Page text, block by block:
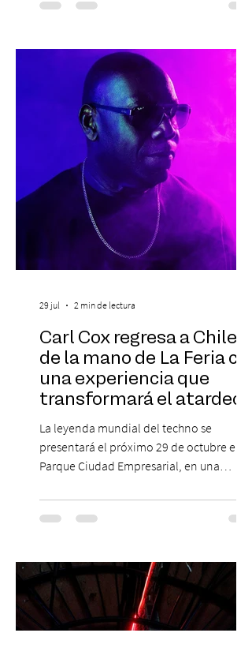
orientación, contención y apoyo
experiencia del cáncer de mama y a sus
familias, además de impulsar la detección
temprana, porque la información también
es una forma de acompañar. Con este
propósito, la Corporación realizará la 17ª
Corrida por la Vida, e
Carl Cox regresa a Chile
de la mano de La Feria con
una experiencia que
transformará el atardecer
del jueves en una
celebración de música
electrónica
La leyenda mundial del techno se
presentará el próximo 29 de octubre en
Parque Ciudad Empresarial, en una
vivir una jornada de música, comunidad y
cultura electrónica desde las 18:00 horas.
viernes 31 de julio, a las 13:00 horas, a
través de Passline. Hay artistas que marcan
una época y otros que construyen la
historia. Carl Cox pertenece a esta última
categoría. Considerado una de las figura
29 jul 2 min de lectura